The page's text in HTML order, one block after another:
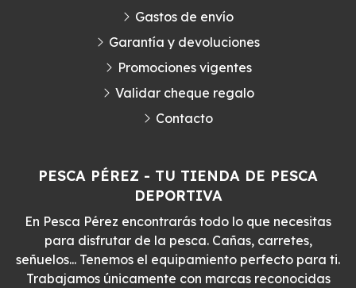
PESCA PÉREZ - TU TIENDA DE PESCA
DEPORTIVA
En Pesca Pérez encontrarás todo lo que necesitas
para disfrutar de la pesca. Cañas, carretes,
señuelos... Tenemos el equipamiento perfecto para ti.
Trabajamos únicamente con marcas reconocidas
Gastos de envío
Garantía y devoluciones
Promociones vigentes
Validar cheque regalo
Contacto